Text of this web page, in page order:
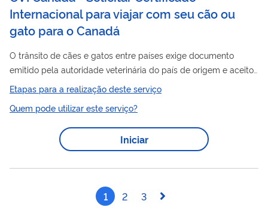
Internacional para viajar com seu cão ou
gato para o Canadá
O trânsito de cães e gatos entre países exige documento
emitido pela autoridade veterinária do país de origem e aceito
pelos países de destino que ateste as condições e o histórico
de saúde do animal de estimação, bem como o atendimento
às exigências sanitárias do país de destino. Cada país tem
requisitos específicos para autorizar o ingresso de cães e gatos
no seu território. No Brasil, o documento utilizado para essa
é...
Etapas para a realização deste serviço
Quem pode utilizar este serviço?
Iniciar
1 2 3